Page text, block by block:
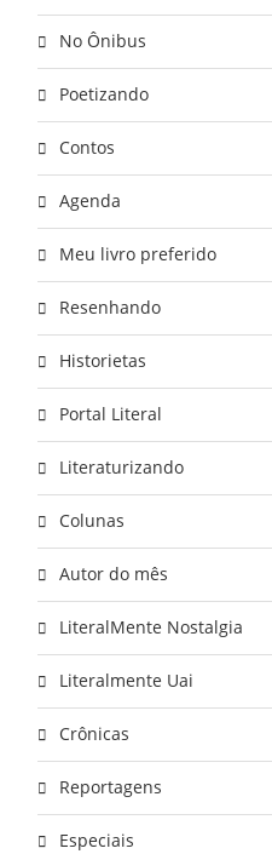
No Ônibus
Poetizando
Contos
Agenda
Meu livro preferido
Resenhando
Historietas
Portal Literal
Literaturizando
Colunas
Autor do mês
LiteralMente Nostalgia
Literalmente Uai
Crônicas
Reportagens
Especiais